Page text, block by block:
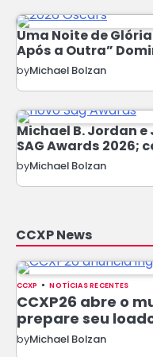
Uma Noite de
Após a Outra”
byMichael Bolzan
Michael B. Jordan
SAG Awards 2026;
byMichael Bolzan
CCXP News
CCXP NOTÍCIAS RECENTES
CCXP26 abre o
prepare seu
byMichael Bolzan